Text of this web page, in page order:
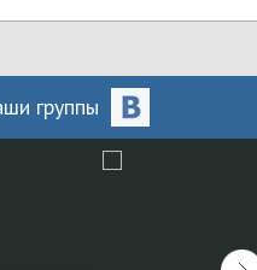
группы